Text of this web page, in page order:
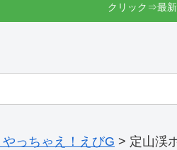
クリック⇒最新
っちゃえ！えびG > 定山渓